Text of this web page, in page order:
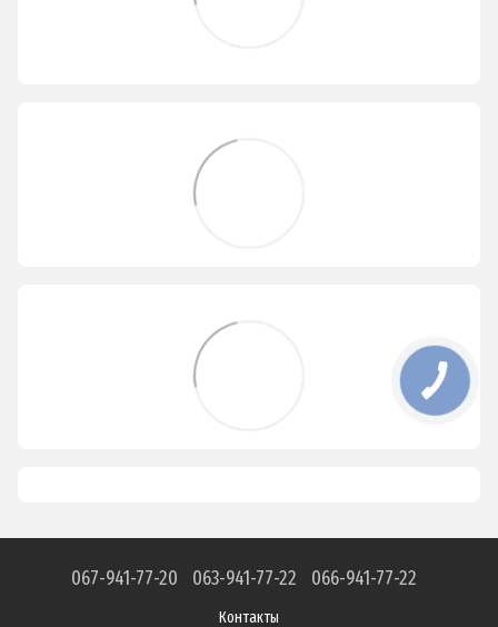
067-941-77-20 063-941-77-22 066-941-77-22
Контакты